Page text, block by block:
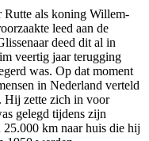
Rutte als koning Willem-
leed aan de
deed dit al in
veertig jaar terugging
was. Op dat moment
in Nederland verteld
Hij zette zich in voor
gelegd tijdens zijn
25.000 km naar huis die hij